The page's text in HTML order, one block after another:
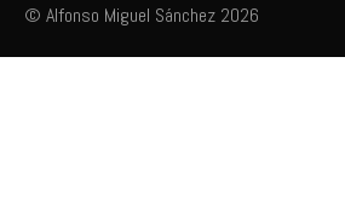
© Alfonso Miguel Sánchez 2026